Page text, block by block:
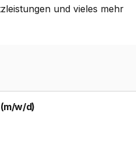
und vieles mehr
w/d)